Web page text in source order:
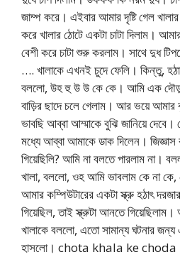
জাম্প করে। এইবার আমার দৃষ্টি গেল
করে খালার ঠোটে একটা চাটা দিলাম।
বেশী করে চাটা শুরু করলাম। সাথে দুধ
…. খালাকে এখনই চুদে ফেলি। কিন্তু,
বললো, উহ হু উ উ কে কে। আমি এক দৌড়
বাড়ির ছাদে চলে গেলাম। আর ভয়ে
ভাবছি আব্বা আম্মাকে বুঝি জানিয়ে দেবে।
মধ্যে আব্বা আমাকে ডাক দিলেন।
গিয়েছিলি? আমি না বলতে পারলাম না।
খালা, বললো, ওহ আমি ভাবলাম কে না কে,
আমার কম্পিউটারের একটা স্ক্রু হঠাৎ
গিয়েছিল, তাই স্ক্রুটা আনতে
খালাকে বললো, এতো সামান্য ঘটনার জন্য
হাসলো। chota khala ke choda